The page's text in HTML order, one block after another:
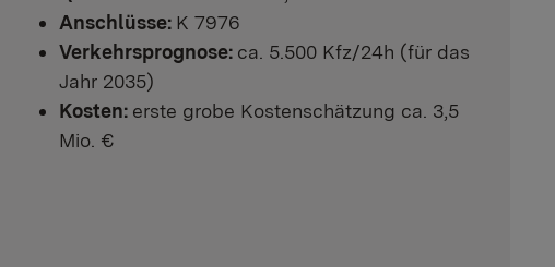
Anschlüsse: K 7976
Verkehrsprognose: ca. 5.500 Kfz/24h (für das
Jahr 2035)
Kosten: erste grobe Kostenschätzung ca. 3,5
Mio. €